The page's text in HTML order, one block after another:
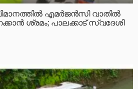
എമർജൻസി വാതിൽ
ശ്രമം; പാലക്കാട് സ്വദേശി